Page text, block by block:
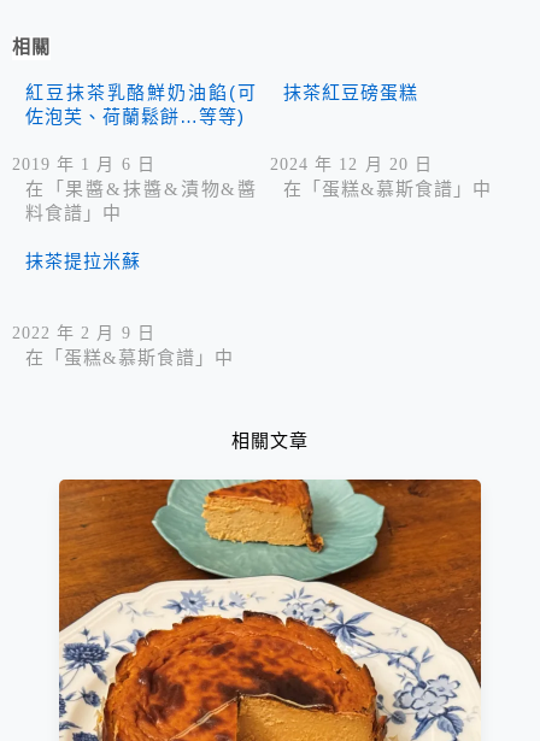
相關
紅豆抹茶乳酪鮮奶油餡(可
佐泡芙、荷蘭鬆餅…等等)
2019 年 1 月 6 日
在「果醬&抹醬&漬物&醬
料食譜」中
抹茶紅豆磅蛋糕
2024 年 12 月 20 日
在「蛋糕&慕斯食譜」中
抹茶提拉米蘇
2022 年 2 月 9 日
在「蛋糕&慕斯食譜」中
相關文章